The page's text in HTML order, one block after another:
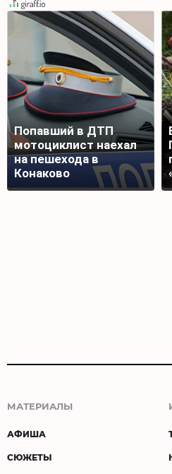
Попавший в ДТП
мотоциклист наехал
на пешехода в
Конаково
МАТЕРИАЛЫ
АФИША
СЮЖЕТЫ